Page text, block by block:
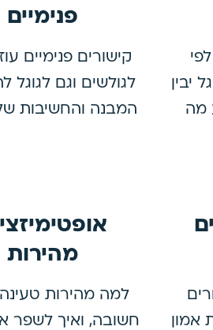
יבין
מה
פנימיים
קישורים פנימיים
לגולשים וגם לגוגל
המבנה והחשיבות
אמון
מהירות
למה מהירות
חשובה, ואיך לשפר